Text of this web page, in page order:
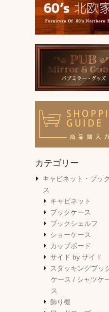
カテゴリー
キャビネット・ブッ
ス
キャビネット
ブックケース
ブックシェルフ
ショーケース
カップボード
サイド by サイド
スタッキングブッ
ケース / シャツケ
ス
飾り棚